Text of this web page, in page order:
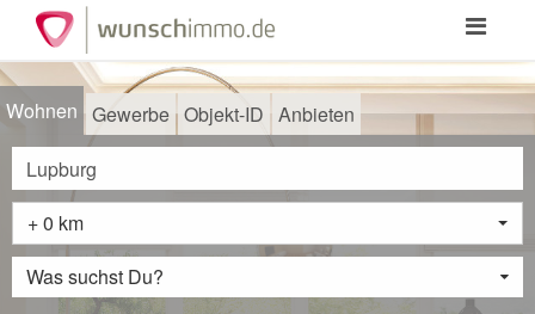
Toggle
Wohnen Gewerbe Objekt-ID Anbieten
+ 0 km
Was suchst Du?